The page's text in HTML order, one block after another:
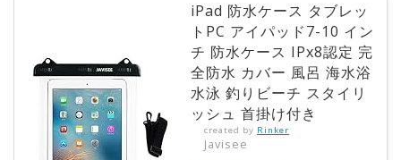
iPad 防水ケース タブレッ
トPC アイパッド7-10 イン
チ 防水ケース IPx8認定 完
全防水 カバー 風呂 海水浴
水泳 釣りビーチ スタイリ
ッシュ 首掛け付き
created by Rinker
Javisee